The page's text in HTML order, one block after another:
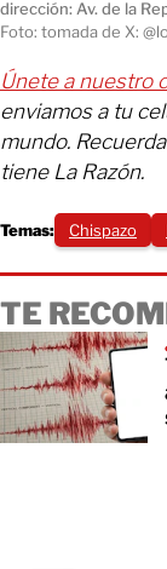
dirección: Av. de la
Foto: tomada de X:
Únete a nuestro
enviamos a tu
mundo.
tiene La Razón.
Temas: Chispazo
TE